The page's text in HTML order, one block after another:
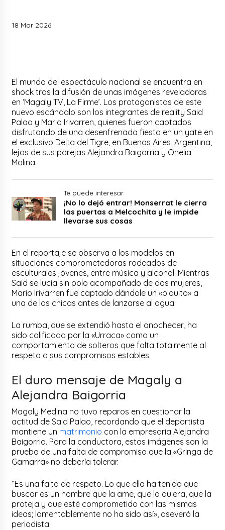
18 Mar 2026
El mundo del espectáculo nacional se encuentra en
shock tras la difusión de unas imágenes reveladoras
en ‘Magaly TV, La Firme’. Los protagonistas de este
nuevo escándalo son los integrantes de reality Said
Palao y Mario Irivarren, quienes fueron captados
disfrutando de una desenfrenada fiesta en un yate en
el exclusivo Delta del Tigre, en Buenos Aires, Argentina,
lejos de sus parejas Alejandra Baigorria y Onelia
Molina.
Te puede interesar
¡No lo dejó entrar! Monserrat le cierra
las puertas a Melcochita y le impide
llevarse sus cosas
En el reportaje se observa a los modelos en
situaciones comprometedoras rodeados de
esculturales jóvenes, entre música y alcohol. Mientras
Said se lucía sin polo acompañado de dos mujeres,
Mario Irivarren fue captado dándole un «piquito» a
una de las chicas antes de lanzarse al agua.
La rumba, que se extendió hasta el anochecer, ha
sido calificada por la «Urraca» como un
comportamiento de solteros que falta totalmente al
respeto a sus compromisos estables.
El duro mensaje de Magaly a
Alejandra Baigorria
Magaly Medina no tuvo reparos en cuestionar la
actitud de Said Palao, recordando que el deportista
mantiene un matrimonio con la empresaria Alejandra
Baigorria. Para la conductora, estas imágenes son la
prueba de una falta de compromiso que la «Gringa de
Gamarra» no debería tolerar.
“Es una falta de respeto. Lo que ella ha tenido que
buscar es un hombre que la ame, que la quiera, que la
proteja y que esté comprometido con las mismas
ideas; lamentablemente no ha sido así», aseveró la
periodista.